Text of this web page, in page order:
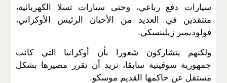
سيارات دفع رباعي، وحتى سيارات تسلا الكهربائية،
منتقدين في العديد من الأحيان الرئيس الأوكراني،
فولوديمير زيلينسكي.
ولكنهم يتشاركون شعورا بأن أوكرانيا التي كانت
جمهورية سوفيتية سابقا، تريد أن تقرر مصيرها بشكل
مستقل عن حاكمها القديم موسكو.